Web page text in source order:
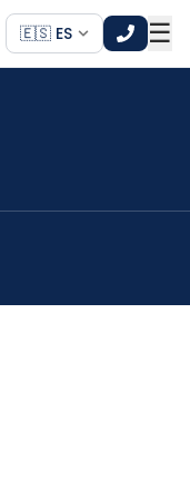
🇪🇸 ES ☰